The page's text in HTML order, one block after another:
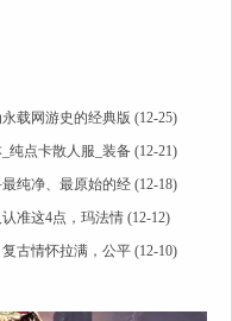
载网游史的经典版 (12-25)
纯点卡散人服_装备 (12-21)
纯净、最原始的经 (12-18)
准这4点，玛法情 (12-12)
古情怀拉满，公平 (12-10)